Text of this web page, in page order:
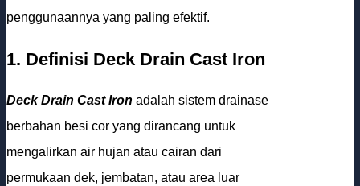
penggunaannya yang paling efektif.
1. Definisi Deck Drain Cast Iron
Deck Drain Cast Iron adalah sistem drainase
berbahan besi cor yang dirancang untuk
mengalirkan air hujan atau cairan dari
permukaan dek, jembatan, atau area luar